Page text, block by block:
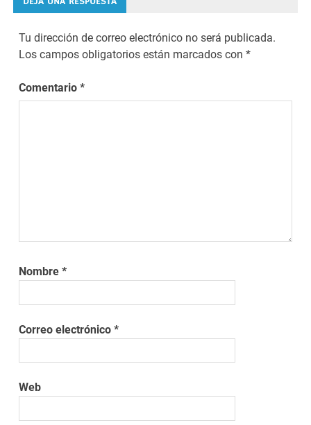
Tu dirección de correo electrónico no será publicada.
Los campos obligatorios están marcados con*
Comentario*
Nombre*
Correo electrónico*
Web